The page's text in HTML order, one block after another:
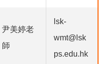
尹美婷老
師
lsk-
wmt@lsk
ps.edu.hk